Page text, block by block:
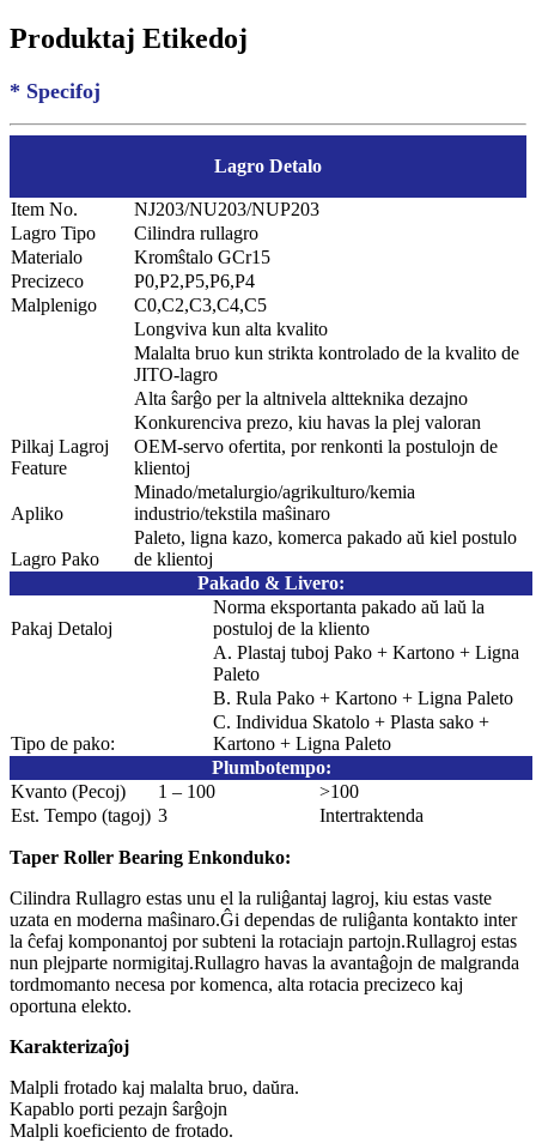
Produktaj Etikedoj
* Specifoj
Lagro Detalo
Item No.
NJ203/NU203/NUP203
Lagro Tipo
Cilindra rullagro
Materialo
Kromŝtalo GCr15
Precizeco
P0,P2,P5,P6,P4
Malplenigo
C0,C2,C3,C4,C5
Pilkaj Lagroj
Feature
Longviva kun alta kvalito
Malalta bruo kun strikta kontrolado de la kvalito de
JITO-lagro
Alta ŝarĝo per la altnivela altteknika dezajno
Konkurenciva prezo, kiu havas la plej valoran
OEM-servo ofertita, por renkonti la postulojn de
klientoj
Apliko
Minado/metalurgio/agrikulturo/kemia
industrio/tekstila maŝinaro
Lagro Pako
Paleto, ligna kazo, komerca pakado aŭ kiel postulo
de klientoj
Pakado & Livero:
Pakaj Detaloj
Norma eksportanta pakado aŭ laŭ la
postuloj de la kliento
Tipo de pako:
A. Plastaj tuboj Pako + Kartono + Ligna
Paleto
B. Rula Pako + Kartono + Ligna Paleto
C. Individua Skatolo + Plasta sako +
Kartono + Ligna Paleto
Plumbotempo:
Kvanto (Pecoj)
1 – 100
>100
Est. Tempo (tagoj) 3 Intertraktenda
Taper Roller Bearing Enkonduko:
Cilindra Rullagro estas unu el la ruliĝantaj lagroj, kiu estas vaste
uzata en moderna maŝinaro.Ĝi dependas de ruliĝanta kontakto inter
la ĉefaj komponantoj por subteni la rotaciajn partojn.Rullagroj estas
nun plejparte normigitaj.Rullagro havas la avantaĝojn de malgranda
tordmomanto necesa por komenca, alta rotacia precizeco kaj
oportuna elekto.
Karakterizaĵoj
Malpli frotado kaj malalta bruo, daŭra.
Kapablo porti pezajn ŝarĝojn
Malpli koeficiento de frotado.